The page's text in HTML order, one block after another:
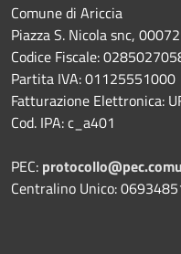
Comune di Ariccia
Piazza S. Nicola snc,
Codice Fiscale:
Partita IVA: 01125551000
Fatturazione Elettronica:
Cod. IPA: c_a401
PEC:
Centralino Unico: